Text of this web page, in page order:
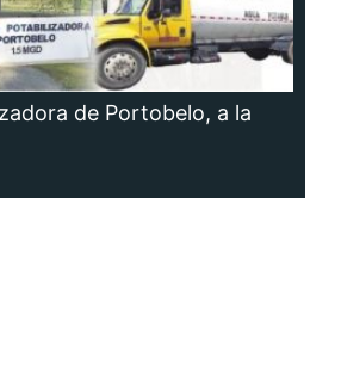
de Portobelo, a la